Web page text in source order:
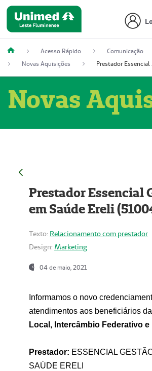
Acesso Rápido
Comunicação
Novas Aquisições
Novas
Prestador Essencial
em Saúde Ereli
Texto: Relacionamento com prestador
Design: Marketing
04 de maio, 2021
Informamos o novo
atendimentos aos beneficiários da
Local, Intercâmbio Federativo e
Prestador: ESSENCIAL
SAÚDE ERELI